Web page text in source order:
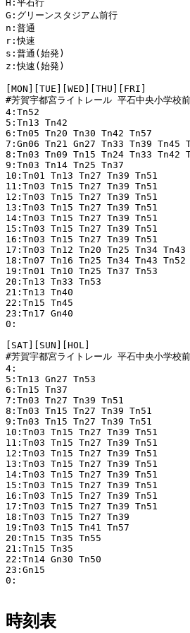
H:平石行
G:グリーンスタジアム前行
n:普通
r:快速
s:普通(始発)
z:快速(始発)
[MON][TUE][WED][THU][FRI]
#芳賀宇都宮ライトレール 平石中央小学校
4:Tn52
5:Tn13 Tn42
6:Tn05 Tn20 Tn30 Tn42 Tn57
7:Gn06 Tn21 Gn27 Tn33 Tn39 Tn45
8:Tn03 Tn09 Tn15 Tn24 Tn33 Tn42
9:Tn03 Tn14 Tn25 Tn37
10:Tn01 Tn13 Tn27 Tn39 Tn51
11:Tn03 Tn15 Tn27 Tn39 Tn51
12:Tn03 Tn15 Tn27 Tn39 Tn51
13:Tn03 Tn15 Tn27 Tn39 Tn51
14:Tn03 Tn15 Tn27 Tn39 Tn51
15:Tn03 Tn15 Tn27 Tn39 Tn51
16:Tn03 Tn15 Tn27 Tn39 Tn51
17:Tn03 Tn12 Tn20 Tn25 Tn34 Tn43
18:Tn07 Tn16 Tn25 Tn34 Tn43 Tn52
19:Tn01 Tn10 Tn25 Tn37 Tn53
20:Tn13 Tn33 Tn53
21:Tn13 Tn40
22:Tn15 Tn45
23:Tn17 Gn40
0:
[SAT][SUN][HOL]
#芳賀宇都宮ライトレール 平石中央小学校
4:
5:Tn13 Gn27 Tn53
6:Tn15 Tn37
7:Tn03 Tn27 Tn39 Tn51
8:Tn03 Tn15 Tn27 Tn39 Tn51
9:Tn03 Tn15 Tn27 Tn39 Tn51
10:Tn03 Tn15 Tn27 Tn39 Tn51
11:Tn03 Tn15 Tn27 Tn39 Tn51
12:Tn03 Tn15 Tn27 Tn39 Tn51
13:Tn03 Tn15 Tn27 Tn39 Tn51
14:Tn03 Tn15 Tn27 Tn39 Tn51
15:Tn03 Tn15 Tn27 Tn39 Tn51
16:Tn03 Tn15 Tn27 Tn39 Tn51
17:Tn03 Tn15 Tn27 Tn39 Tn51
18:Tn03 Tn15 Tn27 Tn39
19:Tn03 Tn15 Tn41 Tn57
20:Tn15 Tn35 Tn55
21:Tn15 Tn35
22:Tn14 Gn30 Tn50
23:Gn15
0:
時刻表